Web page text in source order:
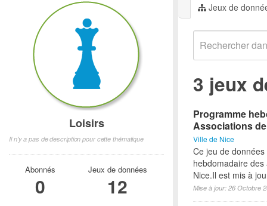
Jeux de
3 jeux
Programme
Associations
Ville de Nice
Ce jeu de
hebdomadaire
Nice.Il est mis à
Mise à jour: 26 Octobre
Loisirs
Il n'y a pas de description pour cette thématique
Abonnés
0
Jeux de données
12